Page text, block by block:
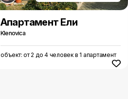
Aпартамент Ели
Klenovica
объект: от 2 до 4 человек в 1 апартамент